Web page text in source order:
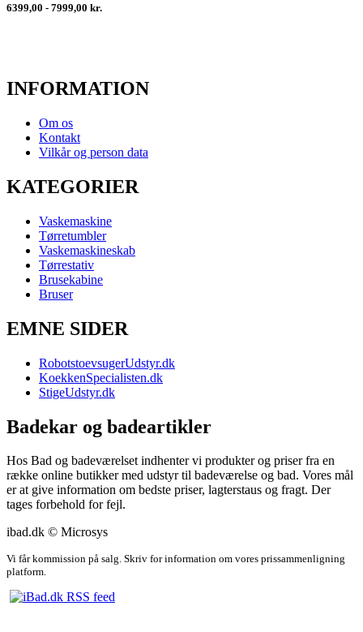
6399,00 - 7999,00 kr.
INFORMATION
Om os
Kontakt
Vilkår og person data
KATEGORIER
Vaskemaskine
Tørretumbler
Vaskemaskineskab
Tørrestativ
Brusekabine
Bruser
EMNE SIDER
RobotstoevsugerUdstyr.dk
KoekkenSpecialisten.dk
StigeUdstyr.dk
Badekar og badeartikler
Hos Bad og badeværelset indhenter vi produkter og priser fra en
række online butikker med udstyr til badeværelse og bad. Vores mål
er at give information om bedste priser, lagterstaus og fragt. Der
tages forbehold for fejl.
ibad.dk © Microsys
Vi får kommission på salg. Skriv for information om vores prissammenligning
platform.